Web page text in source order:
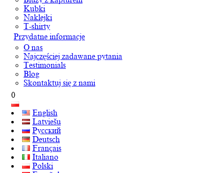
Kubki
Naklejki
T-shirty
Przydatne informacje
O nas
Najczęściej zadawane pytania
Testimonials
Blog
Skontaktuj się z nami
0
English
Latviešu
Русский
Deutsch
Français
Italiano
Polski